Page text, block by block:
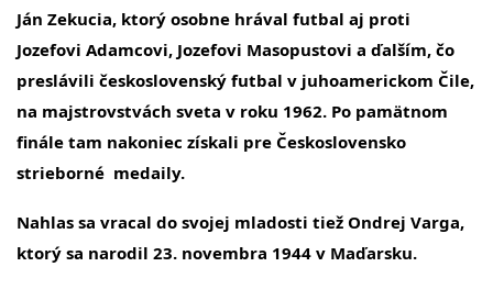
Ján Zekucia, ktorý osobne hrával futbal aj proti
Jozefovi Adamcovi, Jozefovi Masopustovi a ďalším, čo
preslávili československý futbal v juhoamerickom Čile,
na majstrovstvách sveta v roku 1962. Po pamätnom
finále tam nakoniec získali pre Československo
strieborné medaily.
Nahlas sa vracal do svojej mladosti tiež Ondrej Varga,
ktorý sa narodil 23. novembra 1944 v Maďarsku.